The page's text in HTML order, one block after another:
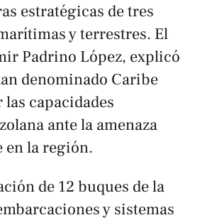
estratégicas de tres
y terrestres. El
Padrino López, explicó
denominado Caribe
capacidades
ante la amenaza
en la región.
de 12 buques de la
y sistemas